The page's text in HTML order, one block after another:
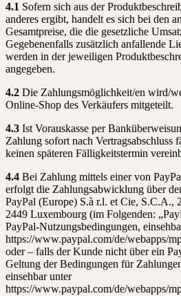
4.1 Sofern sich aus der
anderes ergibt, handelt es sich bei den
Gesamtpreise, die die gesetzliche
Gegebenenfalls zusätzlich anfallende
werden in der jeweiligen
angegeben.
4.2 Die Zahlungsmöglichkeit/en wird/
Online-Shop des Verkäufers mitgeteilt.
4.3 Ist Vorauskasse per
Zahlung sofort nach Vertragsabschluss
keinen späteren Fälligkeitstermin
4.4 Bei Zahlung mittels einer von
erfolgt die Zahlungsabwicklung über
PayPal (Europe) S.à r.l. et Cie,
2449 Luxembourg (im Folgenden:
PayPal-Nutzungsbedingungen,
https://www.paypal.com/de/webapps/
oder – falls der Kunde nicht über ein
Geltung der Bedingungen für
einsehbar unter
https://www.paypal.com/de/webapps/